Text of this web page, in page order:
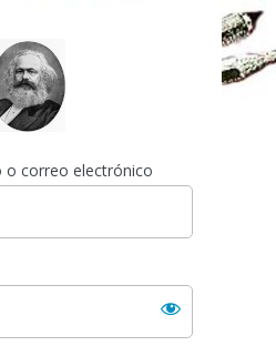
https://espai-marx.net/
o correo electrónico